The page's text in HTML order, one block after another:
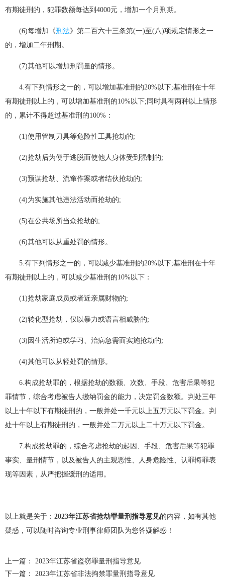
有期徒刑的，犯罪数额每达到4000元，增加一个月刑期。
(6)每增加《刑法》第二百六十三条第(一)至(八)项规定情形之一
的，增加二年刑期。
(7)其他可以增加刑罚量的情形。
4.有下列情形之一的，可以增加基准刑的20%以下;基准刑在十年
有期徒刑以上的，可以增加基准刑的10%以下;同时具有两种以上情形
的，累计不得超过基准刑的100%：
(1)使用管制刀具等危险性工具抢劫的;
(2)抢劫后为便于逃脱而使他人身体受到强制的;
(3)预谋抢劫、流窜作案或者结伙抢劫的;
(4)为实施其他违法活动而抢劫的;
(5)在公共场所当众抢劫的;
(6)其他可以从重处罚的情形。
5.有下列情形之一的，可以减少基准刑的20%以下;基准刑在十年
有期徒刑以上的，可以减少基准刑的10%以下：
(1)抢劫家庭成员或者近亲属财物的;
(2)转化型抢劫，仅以暴力或语言相威胁的;
(3)因生活所迫或学习、治病急需而实施抢劫的;
(4)其他可以从轻处罚的情形。
6.构成抢劫罪的，根据抢劫的数额、次数、手段、危害后果等犯
罪情节，综合考虑被告人缴纳罚金的能力，决定罚金数额。判处三年
以上十年以下有期徒刑的，一般并处一千元以上五万元以下罚金。判
处十年以上有期徒刑的，一般并处二万元以上二十万元以下罚金。
7.构成抢劫罪的，综合考虑抢劫的起因、手段、危害后果等犯罪
事实、量刑情节，以及被告人的主观恶性、人身危险性、认罪悔罪表
现等因素，从严把握缓刑的适用。
以上就是关于： 2023年江苏省抢劫罪量刑指导意见的内容，如有其他
疑惑，可以随时咨询专业刑事律师团队为您答疑解惑！
上一篇： 2023年江苏省盗窃罪量刑指导意见
下一篇： 2023年江苏省非法拘禁罪量刑指导意见